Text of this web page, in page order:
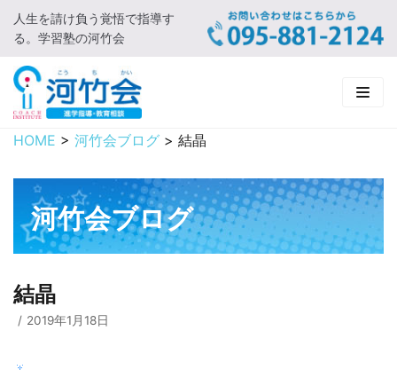
コ
ン
テ
ン
ツ
に
キ
プ
人生を請け負う覚悟で指導す
る。学習塾の河竹会
HOME
新着情報
□ お知らせ
河竹会について
□ 河竹会について
□ 小学部
実 績
HOME > 河竹会ブログ > 結晶
河竹会ブログ
結晶
2019年1月18日